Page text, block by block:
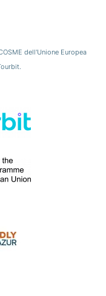
dell'Unione Europea